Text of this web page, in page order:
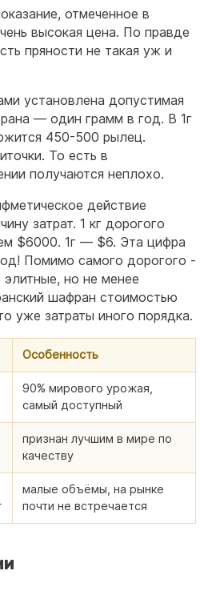
отмеченное в
высокая цена. По правде
пряности не такая уж и
установлена допустимая
— один грамм в год. В 1г
450-500 рылец.
То есть в
получаются неплохо.
действие
затрат. 1 кг дорогого
$6000. 1г — $6. Эта цифра
Помимо самого дорогого -
но не менее
шафран стоимостью
уже затраты иного порядка.
Особенность
90% мирового урожая,
самый доступный
признан лучшим в мире по
качеству
малые объёмы, на рынке
почти не встречается